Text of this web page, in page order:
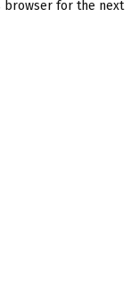
browser for the next